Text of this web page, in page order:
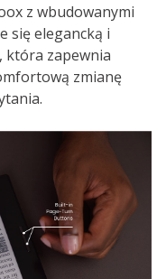
z wbudowanymi
się elegancką i
która zapewnia
zmianę